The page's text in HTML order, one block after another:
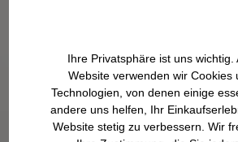
Ihre Privatsphäre ist uns wichtig.
Website verwenden wir Cookies
Technologien, von denen einige
andere uns helfen, Ihr
Website stetig zu verbessern. Wir